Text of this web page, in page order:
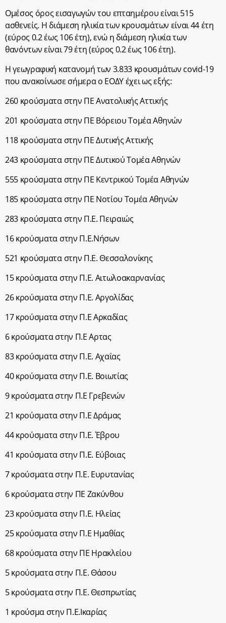
Ομέσος όρος εισαγωγών του επταημέρου είναι 515
ασθενείς. Η διάμεση ηλικία των κρουσμάτων είναι 44 έτη
(εύρος 0.2 έως 106 έτη), ενώ η διάμεση ηλικία των
θανόντων είναι 79 έτη (εύρος 0.2 έως 106 έτη).
Η γεωγραφική κατανομή των 3.833 κρουσμάτων covid-19
που ανακοίνωσε σήμερα ο ΕΟΔΥ έχει ως εξής:
260 κρούσματα στην ΠΕ Ανατολικής Αττικής
201 κρούσματα στην ΠΕ Βόρειου Τομέα Αθηνών
118 κρούσματα στην ΠΕ Δυτικής Αττικής
243 κρούσματα στην ΠΕ Δυτικού Τομέα Αθηνών
555 κρούσματα στην ΠΕ Κεντρικού Τομέα Αθηνών
185 κρούσματα στην ΠΕ Νοτίου Τομέα Αθηνών
283 κρούσματα στην Π.Ε. Πειραιώς
16 κρούσματα στην Π.Ε.Νήσων
521 κρούσματα στην Π.Ε. Θεσσαλονίκης
15 κρούσματα στην Π.Ε. Αιτωλοακαρνανίας
26 κρούσματα στην Π.Ε. Αργολίδας
17 κρούσματα στην Π.Ε Αρκαδίας
6 κρούσματα στην Π.Ε Αρτας
83 κρούσματα στην Π.Ε. Αχαΐας
40 κρούσματα στην Π.Ε. Βοιωτίας
9 κρούσματα στην Π.Ε Γρεβενών
21 κρούσματα στην Π.Ε Δράμας
44 κρούσματα στην Π.Ε. Έβρου
41 κρούσματα στην Π.Ε. Εύβοιας
7 κρούσματα στην Π.Ε. Ευρυτανίας
6 κρούσματα στην ΠΕ Ζακύνθου
23 κρούσματα στην Π.Ε. Ηλείας
25 κρούσματα στην Π.Ε Ημαθίας
68 κρούσματα στην ΠΕ Ηρακλείου
5 κρούσματα στην Π.Ε. Θάσου
5 κρούσματα στην Π.Ε. Θεσπρωτίας
1 κρούσμα στην Π.Ε.Ικαρίας